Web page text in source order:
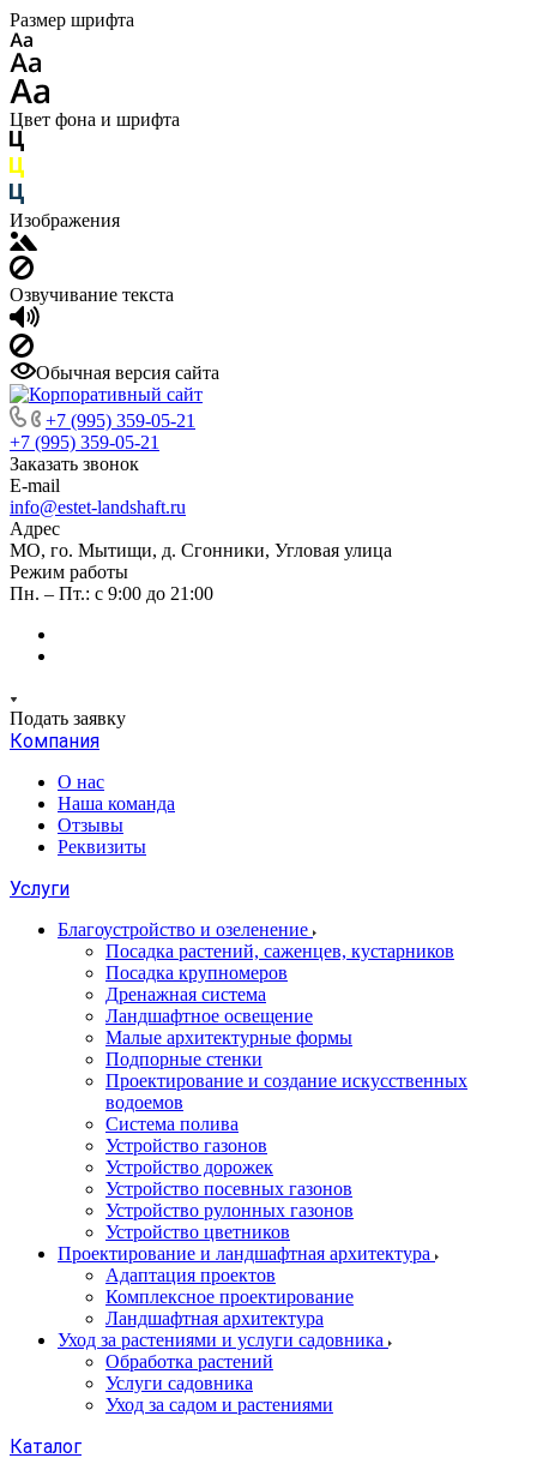
Размер шрифта
Цвет фона и шрифта
Изображения
Озвучивание текста
Обычная версия сайта
+7 (995) 359-05-21
+7 (995) 359-05-21
Заказать звонок
E-mail
info@estet-landshaft.ru
Адрес
МО, го. Мытищи, д. Сгонники, Угловая улица
Режим работы
Пн. – Пт.: с 9:00 до 21:00
Подать заявку
Компания
О нас
Наша команда
Отзывы
Реквизиты
Услуги
Благоустройство и озеленение
Посадка растений, саженцев, кустарников
Посадка крупномеров
Дренажная система
Ландшафтное освещение
Малые архитектурные формы
Подпорные стенки
Проектирование и создание искусственных
водоемов
Система полива
Устройство газонов
Устройство дорожек
Устройство посевных газонов
Устройство рулонных газонов
Устройство цветников
Проектирование и ландшафтная архитектура
Адаптация проектов
Комплексное проектирование
Ландшафтная архитектура
Уход за растениями и услуги садовника
Обработка растений
Услуги садовника
Уход за садом и растениями
Каталог